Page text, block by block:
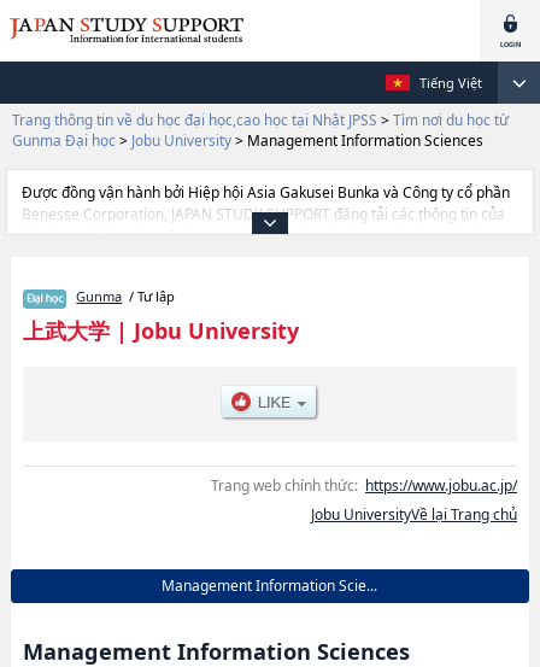
Tiếng Việt
Trang thông tin về du học đại học,cao học tại Nhật JPSS > Tìm nơi du học từ
Gunma Đại học > Jobu University> Management Information Sciences
Được đồng vận hành bởi Hiệp hội Asia Gakusei Bunka và Công ty cổ phần
Benesse Corporation, JAPAN STUDY SUPPORT đăng tải các thông tin của
khoảng 1.300 trường đại học, cao học, trường đại học ngắn hạn, trường
thiết dành cho du học sinh, như là về các Ngành Management Information
Sciences, thông tin về từng ngành học, thông tin liên quan đến thi tuyển
như số lượng tuyển sinh, số lượng trúng tuyển, cở sở trang thiết bị, hướng
Gunma / Tư lập
上武大学| Jobu University
Trang web chính thức: https://www.jobu.ac.jp/
Jobu UniversityVề lại Trang chủ
Management Information Scie...
Management Information Sciences